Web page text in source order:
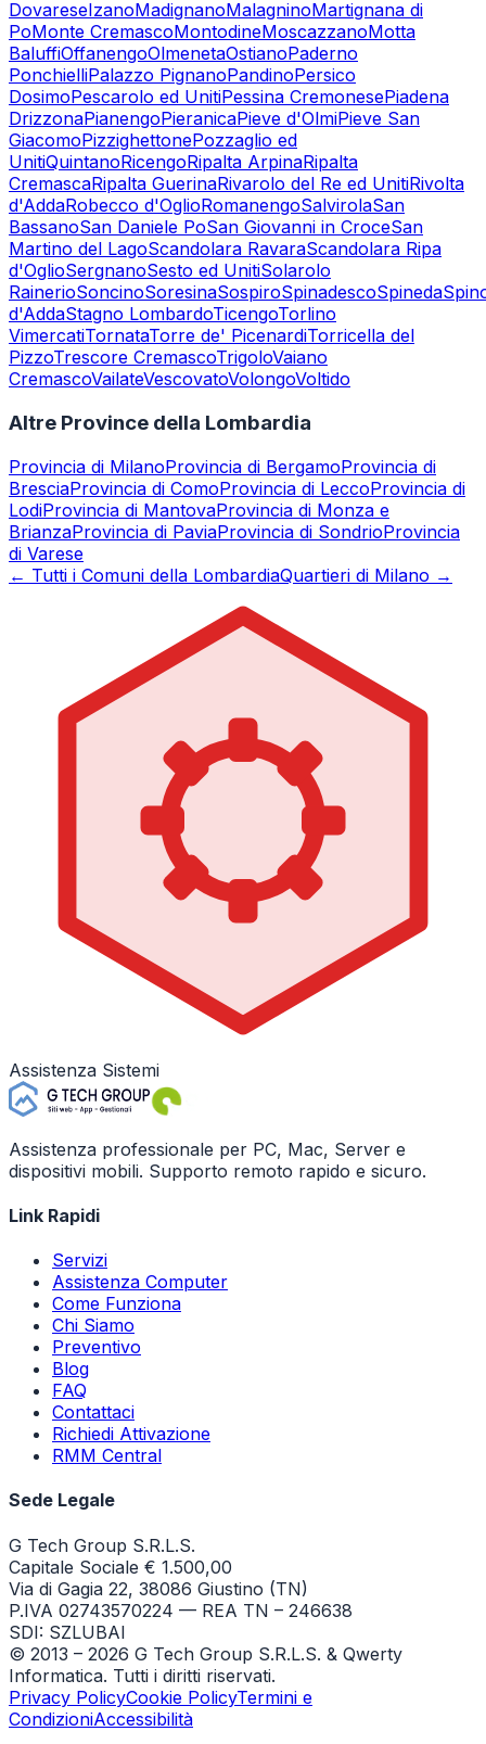
DovareseIzanoMadignanoMalagninoMartignana di
PoMonte CremascoMontodineMoscazzanoMotta
BaluffiOffanengoOlmenetaOstianoPaderno
PonchielliPalazzo PignanoPandinoPersico
DosimoPescarolo ed UnitiPessina CremonesePiadena
DrizzonaPianengoPieranicaPieve d'OlmiPieve San
GiacomoPizzighettonePozzaglio ed
UnitiQuintanoRicengoRipalta ArpinaRipalta
CremascaRipalta GuerinaRivarolo del Re ed UnitiRivolta
d'AddaRobecco d'OglioRomanengoSalvirolaSan
BassanoSan Daniele PoSan Giovanni in CroceSan
Martino del LagoScandolara RavaraScandolara Ripa
d'OglioSergnanoSesto ed UnitiSolarolo
RainerioSoncinoSoresinaSospiroSpinadescoSpineda
d'AddaStagno LombardoTicengoTorlino
VimercatiTornataTorre de' PicenardiTorricella del
PizzoTrescore CremascoTrigoloVaiano
CremascoVailateVescovatoVolongoVoltido
Altre Province della Lombardia
Provincia di MilanoProvincia di BergamoProvincia di
BresciaProvincia di ComoProvincia di LeccoProvincia di
LodiProvincia di MantovaProvincia di Monza e
BrianzaProvincia di PaviaProvincia di SondrioProvincia
di Varese
← Tutti i Comuni della LombardiaQuartieri di Milano →
Assistenza Sistemi
Assistenza professionale per PC, Mac, Server e
dispositivi mobili. Supporto remoto rapido e sicuro.
Link Rapidi
Servizi
Assistenza Computer
Come Funziona
Chi Siamo
Preventivo
Blog
FAQ
Contattaci
Richiedi Attivazione
RMM Central
Sede Legale
G Tech Group S.R.L.S.
Capitale Sociale € 1.500,00
Via di Gagia 22, 38086 Giustino (TN)
P.IVA 02743570224 — REA TN – 246638
SDI: SZLUBAI
© 2013 – 2026 G Tech Group S.R.L.S. & Qwerty
Informatica. Tutti i diritti riservati.
Privacy PolicyCookie PolicyTermini e
CondizioniAccessibilità